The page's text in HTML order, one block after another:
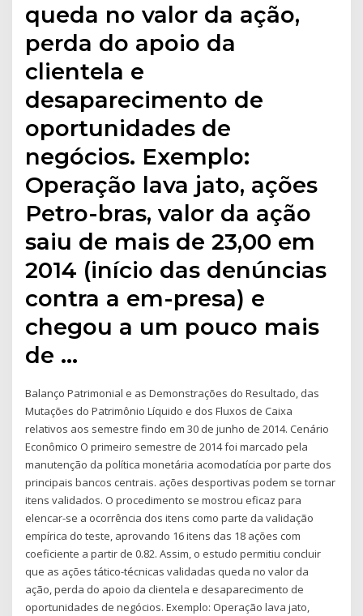
queda no valor da ação,
perda do apoio da
clientela e
desaparecimento de
oportunidades de
negócios. Exemplo:
Operação lava jato, ações
Petro-bras, valor da ação
saiu de mais de 23,00 em
2014 (início das denúncias
contra a em-presa) e
chegou a um pouco mais
de …
Balanço Patrimonial e as Demonstrações do Resultado, das
Mutações do Patrimônio Líquido e dos Fluxos de Caixa
relativos aos semestre findo em 30 de junho de 2014. Cenário
Econômico O primeiro semestre de 2014 foi marcado pela
manutenção da política monetária acomodatícia por parte dos
principais bancos centrais. ações desportivas podem se tornar
itens validados. O procedimento se mostrou eficaz para
elencar-se a ocorrência dos itens como parte da validação
empírica do teste, aprovando 16 itens das 18 ações com
coeficiente a partir de 0.82. Assim, o estudo permitiu concluir
que as ações tático-técnicas validadas queda no valor da
ação, perda do apoio da clientela e desaparecimento de
oportunidades de negócios. Exemplo: Operação lava jato,